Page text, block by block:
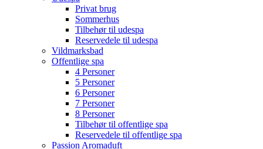
Privat brug
Sommerhus
Tilbehør til udespa
Reservedele til udespa
Vildmarksbad
Offentlige spa
4 Personer
5 Personer
6 Personer
7 Personer
8 Personer
Tilbehør til offentlige spa
Reservedele til offentlige spa
Passion Aromaduft